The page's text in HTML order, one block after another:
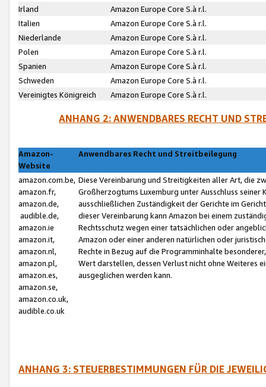
Irland
Amazon Europe Core S.à r.l.
Italien
Amazon Europe Core S.à r.l.
Niederlande
Amazon Europe Core S.à r.l.
Polen
Amazon Europe Core S.à r.l.
Spanien
Amazon Europe Core S.à r.l.
Schweden
Amazon Europe Core S.à r.l.
Vereinigtes Königreich
Amazon Europe Core S.à r.l.
ANHANG 2: ANWENDBARES RECHT UND
Amazon-
Website
Anwendbares Recht und Streitbeilegung
amazon.com.be,
amazon.fr,
amazon.de,
audible.de,
amazon.ie
amazon.it,
amazon.nl,
amazon.pl,
amazon.es,
amazon.se,
amazon.co.uk,
audible.co.uk
Diese Vereinbarung und Streitigkeiten aller Art, die
Großherzogtums Luxemburg unter Ausschluss
ausschließlichen Zuständigkeit der Gerichte im
dieser Vereinbarung kann Amazon bei einem
Rechtsschutz wegen einer tatsächlichen oder
Amazon oder einer anderen natürlichen oder
Rechte in Bezug auf die Programminhalte
Wert darstellen, dessen Verlust nicht ohne Weiteres
ausgeglichen werden kann.
ANHANG 3: STEUERBESTIMMUNGEN FÜR DIE